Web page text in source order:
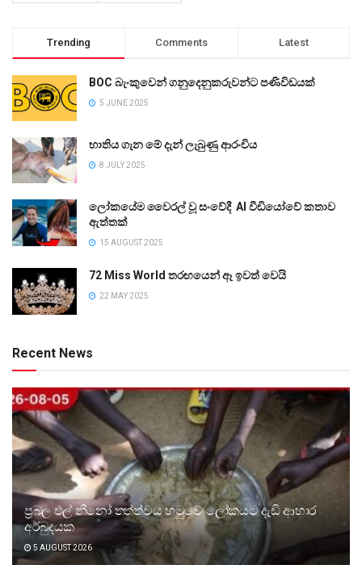
Trending Comments Latest
BOC බැංකුවෙන් ගනුදෙනුකරුවන්ට පණිවිඩයක්
5 JUNE 2025
භාතිය ගැන මේ දැන් ලැබුණු ආරංචිය
8 JULY 2025
ලෝකයේම වෛරල් වූ සංවේදී AI වීඩියෝවේ කතාව
ඇත්තක්
15 AUGUST 2025
72 Miss World තරඟයෙන් ඈ ඉවත් වෙයි
22 MAY 2025
Recent News
ප්‍රබල එල් නීනෝ තත්ත්වය හමුවේ ලෝකයට දැඩි ආහාර
අර්බුදයක
5 AUGUST 2026